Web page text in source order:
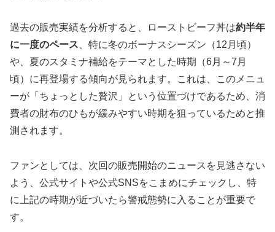
過去の販売実績を分析すると、ローストビーフ丼は約半年
に一度のペース 、特に冬のボーナスシーズン（12月頃）
や、夏のスタミナ補給をテーマとした時期（6月～7月
頃）に再登場する傾向が見られます。これは、このメニュ
ーが「ちょっとした贅沢」という位置づけであるため、消
費者の財布のひもが緩みやすい時期を狙っているためと推
測されます。
ファンとしては、次回の販売開始のニュースを見逃さない
よう、公式サイトや公式SNSをこまめにチェックし、特
に上記の時期が近づいたら警戒態勢に入ることが重要で
す。